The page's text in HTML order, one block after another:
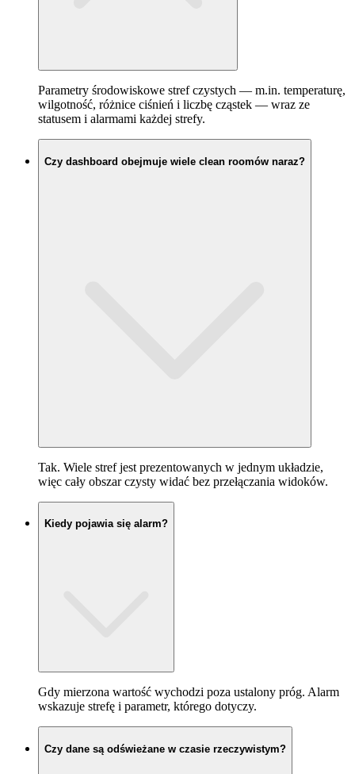
Parametry środowiskowe stref czystych — m.in. temperaturę,
wilgotność, różnice ciśnień i liczbę cząstek — wraz ze
statusem i alarmami każdej strefy.
Czy dashboard obejmuje wiele clean roomów naraz?
Tak. Wiele stref jest prezentowanych w jednym układzie,
więc cały obszar czysty widać bez przełączania widoków.
Kiedy pojawia się alarm?
Gdy mierzona wartość wychodzi poza ustalony próg. Alarm
wskazuje strefę i parametr, którego dotyczy.
Czy dane są odświeżane w czasie rzeczywistym?